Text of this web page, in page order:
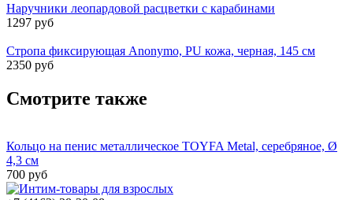
Наручники леопардовой расцветки с карабинами
1297 руб
Стропа фиксирующая Anonymo, PU кожа, черная, 145 см
2350 руб
Смотрите также
Кольцо на пенис металлическое TOYFA Metal, серебряное, Ø
4,3 см
700 руб